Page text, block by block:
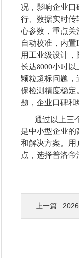
况，影响企业口
行、数据实时传
心参数，重点关
自动校准，内置
用工业级设计，
长达8000小时
颗粒超标问题
保检测精度稳定
题，企业口碑和
通过以上三
是中小型企业
和解决方案。
点，选择普洛
上一篇 : 2026